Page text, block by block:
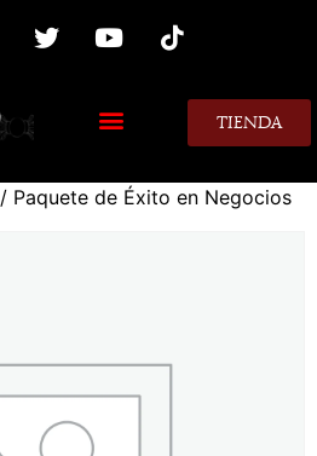
TIENDA
/ Paquete de Éxito en Negocios